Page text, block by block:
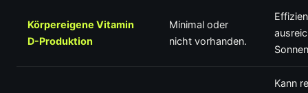
Körpereigene Vitamin
D-Produktion
Minimal oder
nicht vorhanden.
Kann